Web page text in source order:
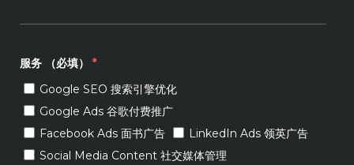
服务 （必填）
*
Google SEO 搜索引擎优化
Google Ads 谷歌付费推广
Facebook Ads 面书广告
LinkedIn Ads 领英广告
Social Media Content 社交媒体管理